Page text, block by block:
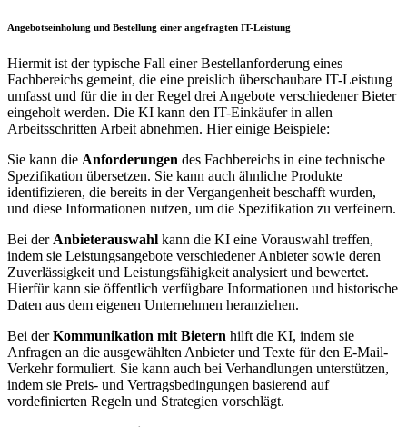
Angebotseinholung und Bestellung einer angefragten IT-Leistung
Hiermit ist der typische Fall einer Bestellanforderung eines
Fachbereichs gemeint, die eine preislich überschaubare IT-Leistung
umfasst und für die in der Regel drei Angebote verschiedener Bieter
eingeholt werden. Die KI kann den IT-Einkäufer in allen
Arbeitsschritten Arbeit abnehmen. Hier einige Beispiele:
Sie kann die Anforderungen des Fachbereichs in eine technische
Spezifikation übersetzen. Sie kann auch ähnliche Produkte
identifizieren, die bereits in der Vergangenheit beschafft wurden,
und diese Informationen nutzen, um die Spezifikation zu verfeinern.
Bei der Anbieterauswahl kann die KI eine Vorauswahl treffen,
indem sie Leistungsangebote verschiedener Anbieter sowie deren
Zuverlässigkeit und Leistungsfähigkeit analysiert und bewertet.
Hierfür kann sie öffentlich verfügbare Informationen und historische
Daten aus dem eigenen Unternehmen heranziehen.
Bei derKommunikation mit Bietern hilft die KI, indem sie
Anfragen an die ausgewählten Anbieter und Texte für den E-Mail-
Verkehr formuliert. Sie kann auch bei Verhandlungen unterstützen,
indem sie Preis- und Vertragsbedingungen basierend auf
vordefinierten Regeln und Strategien vorschlägt.